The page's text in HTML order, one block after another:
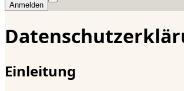
Anmelden
Einleitung